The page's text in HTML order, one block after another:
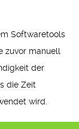
Softwaretools
zuvor manuell
der
die Zeit
wird.